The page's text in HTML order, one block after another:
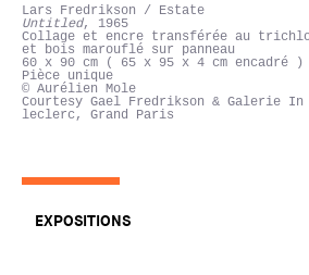
Lars Fredrikson / Estate
Untitled, 1965
Collage et encre transférée au
et bois marouflé sur panneau
60 x 90 cm ( 65 x 95 x 4 cm encadré )
Pièce unique
© Aurélien Mole
Courtesy Gael Fredrikson & Galerie
leclerc, Grand Paris
EXPOSITIONS